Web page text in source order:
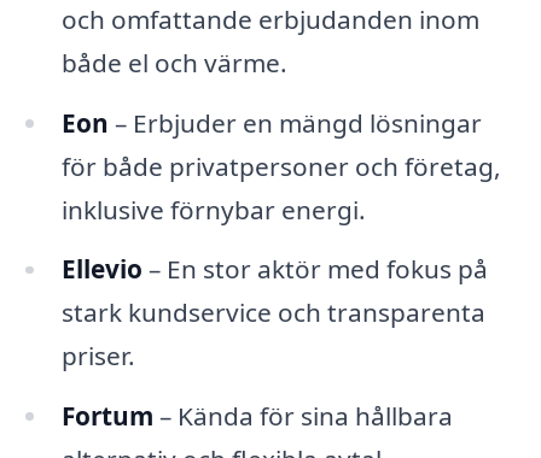
och omfattande erbjudanden inom
både el och värme.
Eon – Erbjuder en mängd lösningar
för både privatpersoner och företag,
inklusive förnybar energi.
Ellevio – En stor aktör med fokus på
stark kundservice och transparenta
priser.
Fortum – Kända för sina hållbara